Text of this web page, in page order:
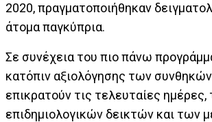
2020, πραγματοποιήθηκαν
άτομα παγκύπρια.
Σε συνέχεια του πιο πάνω
κατόπιν αξιολόγησης των
επικρατούν τις τελευταίες
επιδημιολογικών δεικτών και των